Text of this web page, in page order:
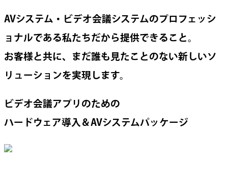
AVシステム・ビデオ会議システムのプロフェッシ
ョナルである私たちだから提供できること。
お客様と共に、まだ誰も見たことのない新しいソ
リューションを実現します。
ビデオ会議アプリのための
ハードウェア導入＆AVシステムパッケージ